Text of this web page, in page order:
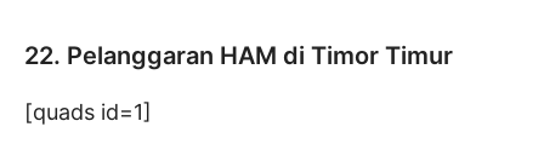
22. Pelanggaran HAM di Timor Timur
[quads id=1]